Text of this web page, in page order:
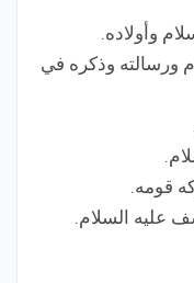
وأولاده.
ورسالته وذكره في
قومه.
عليه السلام.